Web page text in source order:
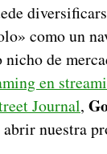
como un
de
en
Journal,
nuestra